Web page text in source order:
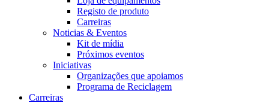
Registo de produto
Carreiras
Noticias & Eventos
Kit de mídia
Próximos eventos
Iniciativas
Organizações que apoiamos
Programa de Reciclagem
Carreiras